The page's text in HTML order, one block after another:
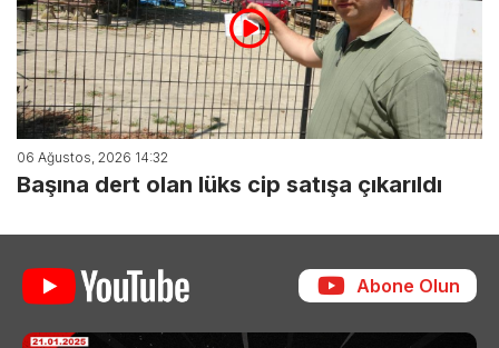
06 Ağustos, 2026 14:32
Başına dert olan lüks cip satışa çıkarıldı
Abone Olun